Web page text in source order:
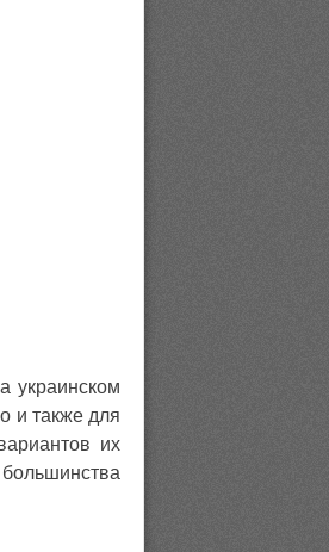
украинском
и также для
их